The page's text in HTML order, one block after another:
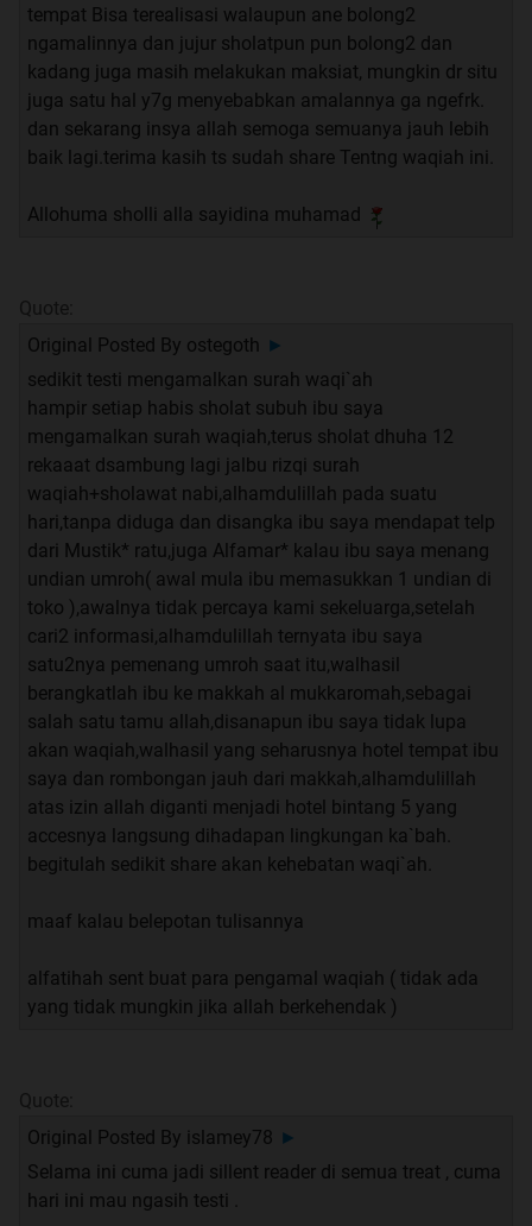
tempat Bisa terealisasi walaupun ane bolong2
ngamalinnya dan jujur sholatpun pun bolong2 dan
kadang juga masih melakukan maksiat, mungkin dr situ
juga satu hal y7g menyebabkan amalannya ga ngefrk.
dan sekarang insya allah semoga semuanya jauh lebih
baik lagi.terima kasih ts sudah share Tentng waqiah ini.
Allohuma sholli alla sayidina muhamad
Quote:
Original Posted By ostegoth ►
sedikit testi mengamalkan surah waqi`ah
hampir setiap habis sholat subuh ibu saya
mengamalkan surah waqiah,terus sholat dhuha 12
rekaaat dsambung lagi jalbu rizqi surah
waqiah+sholawat nabi,alhamdulillah pada suatu
hari,tanpa diduga dan disangka ibu saya mendapat telp
dari Mustik* ratu,juga Alfamar* kalau ibu saya menang
undian umroh( awal mula ibu memasukkan 1 undian di
toko ),awalnya tidak percaya kami sekeluarga,setelah
cari2 informasi,alhamdulillah ternyata ibu saya
satu2nya pemenang umroh saat itu,walhasil
berangkatlah ibu ke makkah al mukkaromah,sebagai
salah satu tamu allah,disanapun ibu saya tidak lupa
akan waqiah,walhasil yang seharusnya hotel tempat ibu
saya dan rombongan jauh dari makkah,alhamdulillah
atas izin allah diganti menjadi hotel bintang 5 yang
accesnya langsung dihadapan lingkungan ka`bah.
begitulah sedikit share akan kehebatan waqi`ah.
maaf kalau belepotan tulisannya
alfatihah sent buat para pengamal waqiah ( tidak ada
yang tidak mungkin jika allah berkehendak )
Quote:
Original Posted By islamey78 ►
Selama ini cuma jadi sillent reader di semua treat , cuma
hari ini mau ngasih testi .